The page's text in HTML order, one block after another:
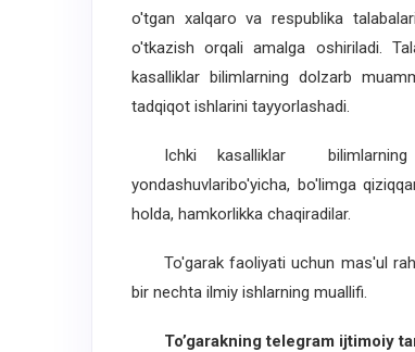
o'tgan xalqaro va respublika
o'tkazish orqali amalga oshiriladi.
kasalliklar bilimlarning dolzarb
tadqiqot ishlarini tayyorlashadi.
Ichki kasalliklar bilimlarning
yondashuvlaribo'yicha, bo'limga
holda, hamkorlikka chaqiradilar.
To'garak faoliyati uchun mas'ul
bir nechta ilmiy ishlarning muallifi.
To’garakning telegram ijtimoiy